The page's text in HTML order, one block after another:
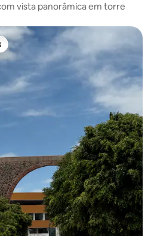
vista panorâmica em torre